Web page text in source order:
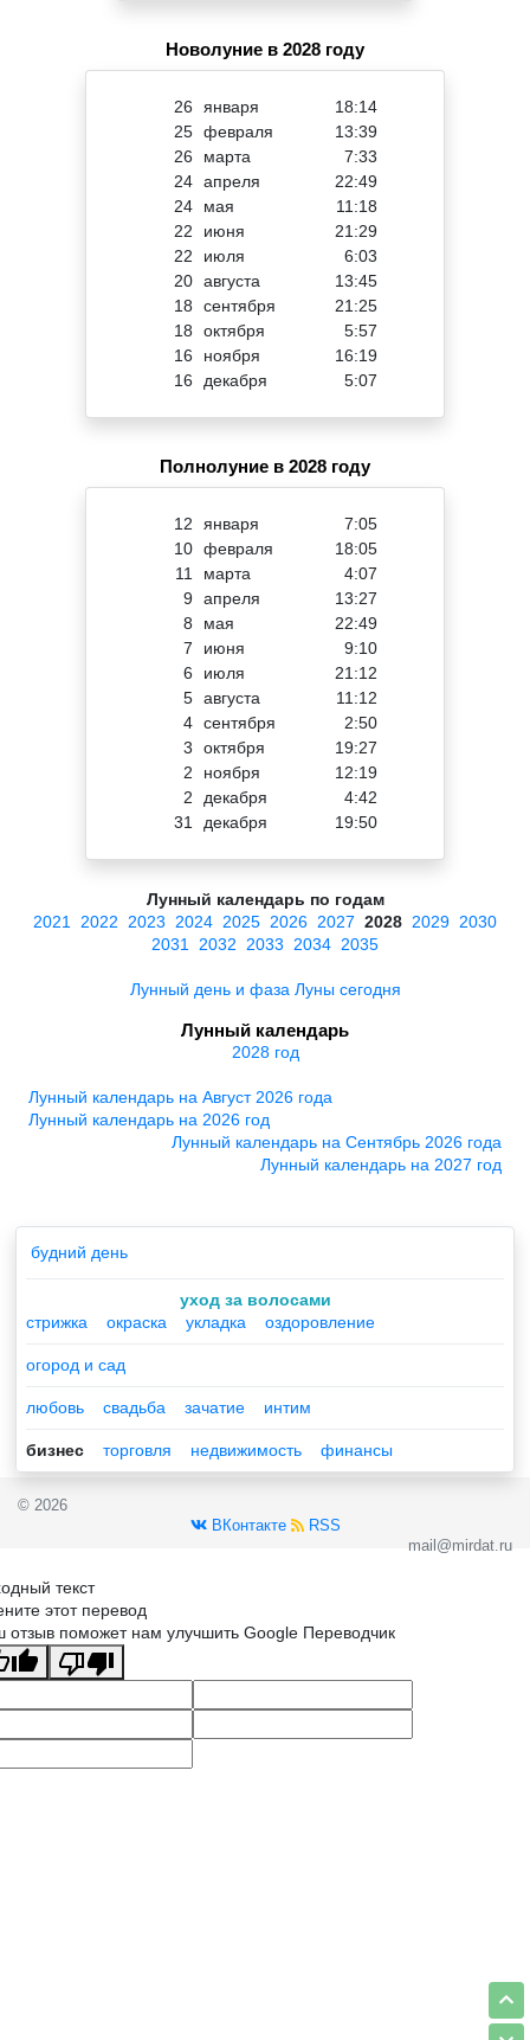
Новолуние в 2028 году
26 января
18:14
25 февраля
13:39
26
марта
7:33
24 апреля
22:49
24
мая
11:18
22
июня
21:29
22
июля
6:03
20 августа
13:45
18
сентября
21:25
18
октября
5:57
16
ноября
16:19
16
декабря 5:07
Полнолуние в 2028 году
12 января
7:05
10 февраля
18:05
11
марта
4:07
9 апреля
13:27
8
мая
22:49
7
июня
9:10
6
июля
21:12
5 августа
11:12
4 сентября
2:50
3
октября
19:27
2
ноября
12:19
2
декабря
4:42
31
декабря 19:50
Лунный календарь по годам
2021
2022 2023 2024 2025 2026 2027 2028 2029 2030
2031
2032 2033 2034 2035
Лунный день и фаза Луны сегодня
Лунный календарь
2028 год
Лунный календарь на Август 2026 года
Лунный календарь на 2026 год
Лунный календарь на Сентябрь 2026 года
Лунный календарь на 2027 год
будний день
уход за волосами
стрижка
окраска укладка оздоровление
огород и сад
любовь свадьба зачатие интим
бизнес торговля недвижимость финансы
© 2026
ВКонтакте
RSS
mail@mirdat.ru
текст
этот перевод
отзыв поможет нам улучшить Google Переводчик